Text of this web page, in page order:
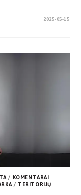
2025-05-15
/ KOMENTARAI
/ TERITORIJŲ